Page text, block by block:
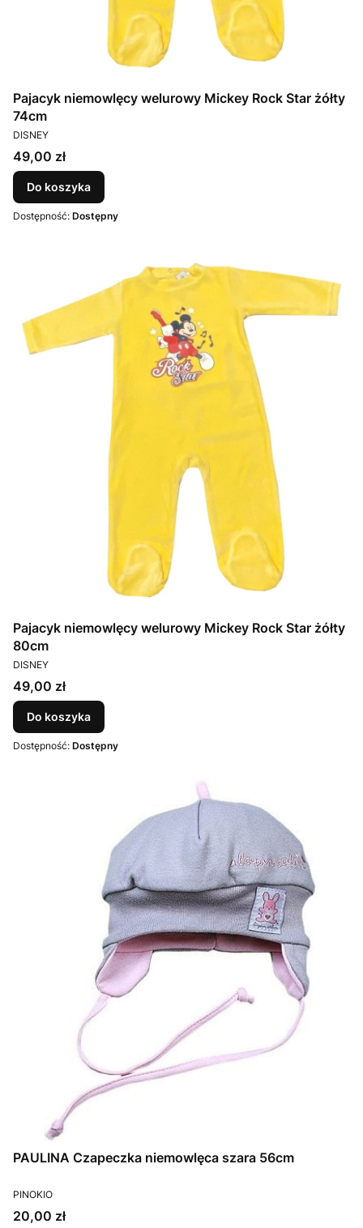
Pajacyk niemowlęcy welurowy Mickey Rock Star żółty
74cm
PRODUCENT
DISNEY
Cena
49,00 zł
Do koszyka
Dostępność: Dostępny
Pajacyk niemowlęcy welurowy Mickey Rock Star żółty
80cm
PRODUCENT
DISNEY
Cena
49,00 zł
Do koszyka
Dostępność: Dostępny
PAULINA Czapeczka niemowlęca szara 56cm
PRODUCENT
PINOKIO
Cena
20,00 zł